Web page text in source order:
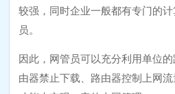
较强，同时企业一般都有专门的
员。
因此，网管员可以充分利用单位
由器禁止下载、路由器控制上网